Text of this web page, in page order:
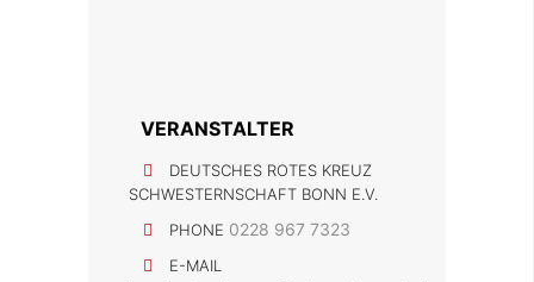
VERANSTALTER
DEUTSCHES ROTES KREUZ
SCHWESTERNSCHAFT BONN E.V.
PHONE 0228 967 7323
E-MAIL